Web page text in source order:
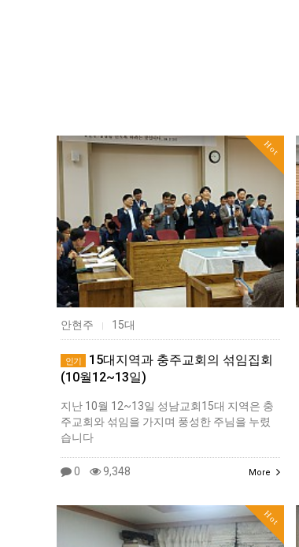
Hot
안현주 | 15대
인기
15대지역과 충주교회의 섞임집회
(10월12~13일)
지난 10월 12~13일 성남교회15대 지역은 충
주교회와 섞임을 가지며 풍성한 주님을 누렸
습니다
0 9,348 More
Hot